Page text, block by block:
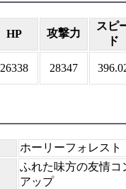
HP 攻撃力
スピ
ド
26338 28347
ホーリーフォレスト
ふれた味方の友情コ
アップ